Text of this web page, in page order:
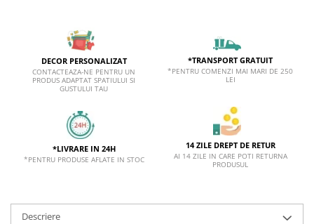
DECOR PERSONALIZAT
CONTACTEAZA-NE PENTRU UN
PRODUS ADAPTAT SPATIULUI SI
GUSTULUI TAU
*TRANSPORT GRATUIT
*PENTRU COMENZI MAI MARI DE 250
LEI
*LIVRARE IN 24H
*PENTRU PRODUSE AFLATE IN STOC
14 ZILE DREPT DE RETUR
AI 14 ZILE IN CARE POTI RETURNA
PRODUSUL
Descriere